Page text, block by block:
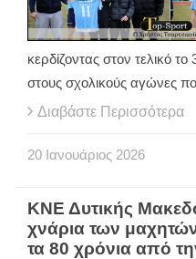
κερδίζοντας στον τελικό το
στους σχολικούς αγώνες
Διαβάστε Περισσότερα
20 Ιανουάριος 2026
ΚΝΕ Δυτικής
χνάρια των
τα 80 χρόνια από